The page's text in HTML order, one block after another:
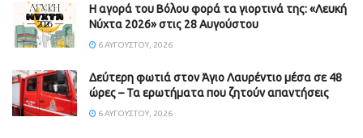
Η αγορά του Βόλου φορά τα γιορτινά της: «Λευκή
Νύχτα 2026» στις 28 Αυγούστου
6 ΑΥΓΟΎΣΤΟΥ, 2026
Δεύτερη φωτιά στον Άγιο Λαυρέντιο μέσα σε 48
ώρες – Τα ερωτήματα που ζητούν απαντήσεις
6 ΑΥΓΟΎΣΤΟΥ, 2026